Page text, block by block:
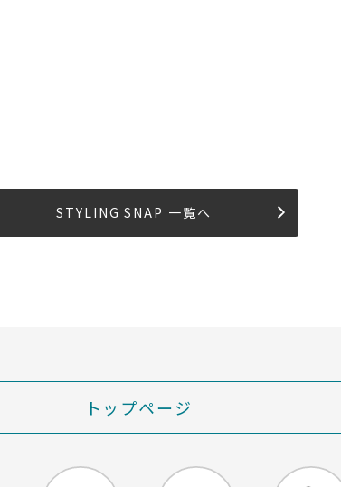
STYLING SNAP 一覧へ
トップページ